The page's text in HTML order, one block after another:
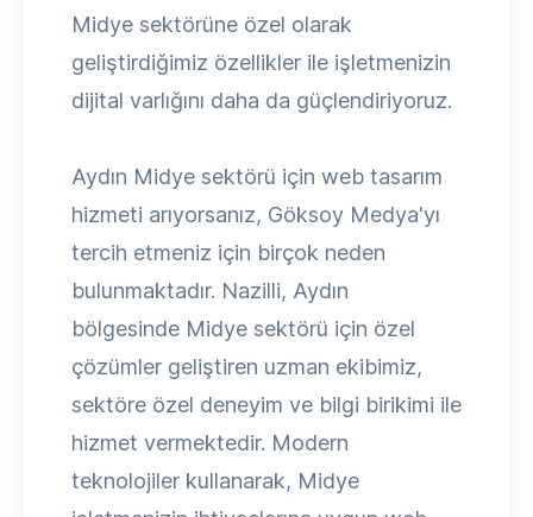
Midye sektörüne özel olarak
geliştirdiğimiz özellikler ile işletmenizin
dijital varlığını daha da güçlendiriyoruz.
Aydın Midye sektörü için web tasarım
hizmeti arıyorsanız, Göksoy Medya'yı
tercih etmeniz için birçok neden
bulunmaktadır. Nazilli, Aydın
bölgesinde Midye sektörü için özel
çözümler geliştiren uzman ekibimiz,
sektöre özel deneyim ve bilgi birikimi ile
hizmet vermektedir. Modern
teknolojiler kullanarak, Midye